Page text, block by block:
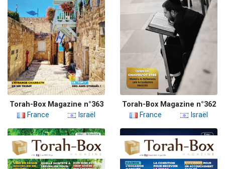
Torah-Box Magazine n°363
France
Israël
Torah-Box Magazine n°362
France
Israël